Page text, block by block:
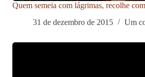
Quem semeia com lágrimas, recolhe
31 de dezembro de 2015
Um